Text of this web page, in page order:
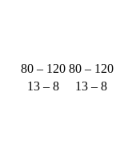
80 – 120 80 – 120
13 – 8 13 – 8